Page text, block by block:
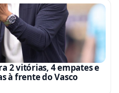
2 vitórias, 4 empates e
à frente do Vasco